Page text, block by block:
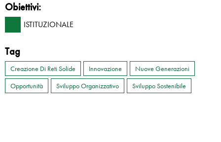
Obiettivi:
ISTITUZIONALE
Tag
Creazione Di Reti Solide Innovazione
Nuove Generazioni
Opportunità
Sviluppo Organizzativo Sviluppo Sostenibile